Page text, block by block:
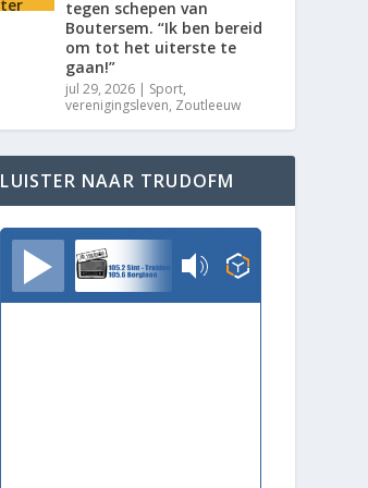
tegen schepen van
Boutersem. “Ik ben bereid
om tot het uiterste te
gaan!”
jul 29, 2026 | Sport,
verenigingsleven, Zoutleeuw
LUISTER NAAR TRUDOFM
TrudoFM